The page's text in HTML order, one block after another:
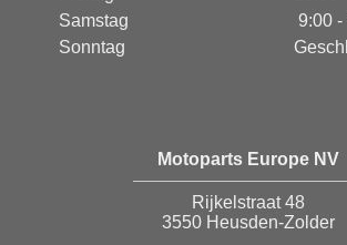
Samstag
9:00 -
Sonntag
Motoparts Europe NV
Rijkelstraat 48
3550 Heusden-Zolder